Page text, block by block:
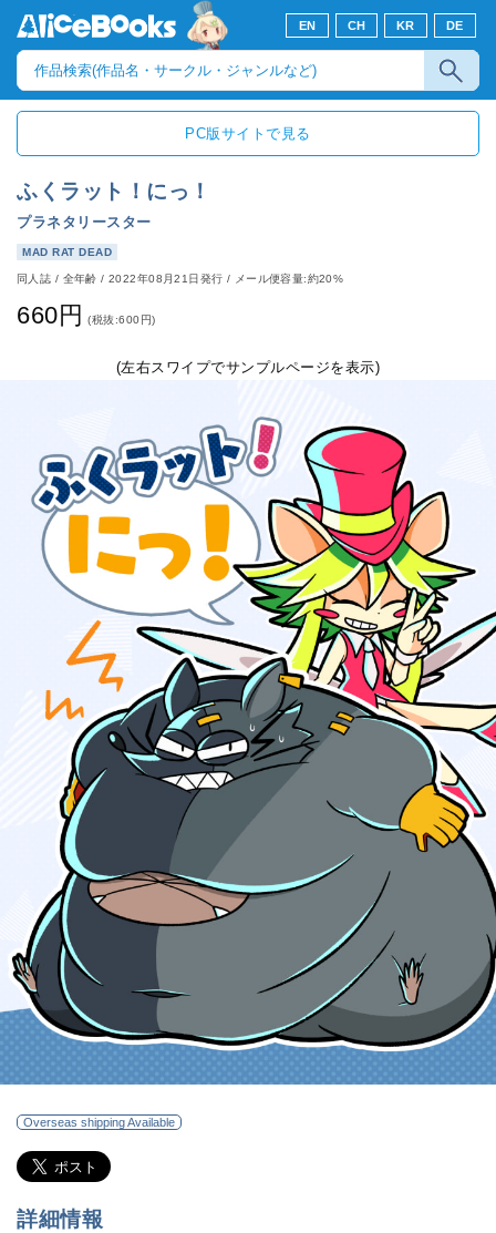
EN CH KR DE
PC版サイトで見る
ふくラット！にっ！
プラネタリースター
MAD RAT DEAD
同人誌 / 全年齢/2022年08月21日発行 / メール便容量:約20%
660円 (税抜:600円)
(左右スワイプでサンプルページを表示)
Overseas shipping Available
詳細情報